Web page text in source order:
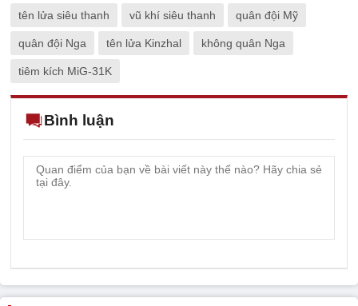
tên lửa siêu thanh vũ khí siêu thanh quân đội Mỹ
quân đội Nga tên lửa Kinzhal không quân Nga
tiêm kích MiG-31K
Bình luận